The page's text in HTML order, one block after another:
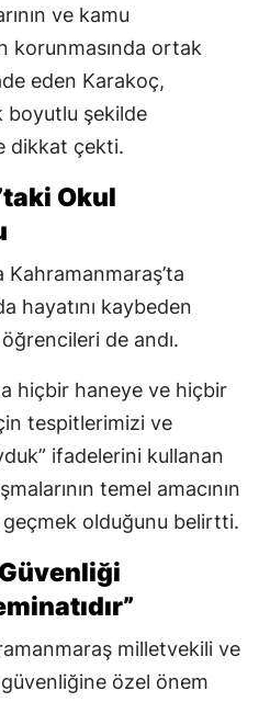
ve kamu
korunmasında ortak
eden Karakoç,
boyutlu şekilde
dikkat çekti.
Okul
Kahramanmaraş’ta
hayatını kaybeden
de andı.
hiçbir haneye ve hiçbir
tespitlerimizi ve
ifadelerini kullanan
temel amacının
olduğunu belirtti.
Güvenliği
milletvekili ve
özel önem